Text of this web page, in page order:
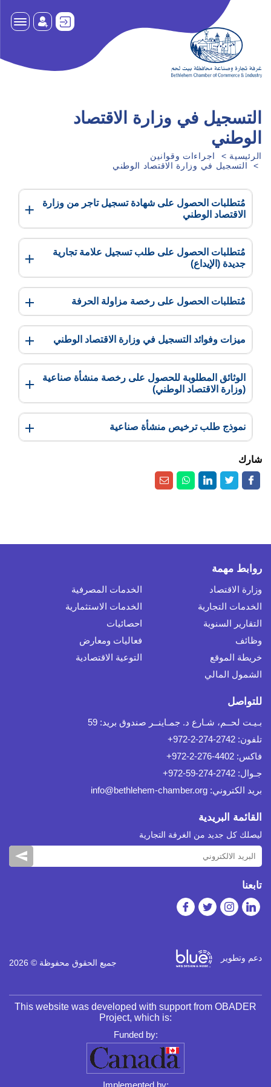
التسجيل في وزارة الاقتصاد
الوطني
الرئيسية
اجراءات وقوانين
التسجيل في وزارة الاقتصاد الوطني
مُتطلبات الحصول على شهادة تسجيل تاجر من وزارة
الاقتصاد الوطني
مُتطلبات الحصول على طلب تسجيل علامة تجارية
جديدة (الإيداع)
مُتطلبات الحصول على رخصة مزاولة الحرفة
ميزات وفوائد التسجيل في وزارة الاقتصاد الوطني
الوثائق المطلوبة للحصول على رخصة منشأة صناعية
(وزارة الاقتصاد الوطني)
نموذج طلب ترخيص منشأة صناعية
شارك
روابط مهمة
وزارة الاقتصاد
الخدمات المصرفية
الخدمات التجارية
الخدمات الاستثمارية
التقارير السنوية
احصائيات
وظائف
فعاليات ومعارض
خريطة الموقع
التوعية الاقتصادية
الشمول المالي
للتواصل
بـيـت لحــم، شـارع د. جمـاينــر صندوق بريد: 59
تلفون: 2742-274-2-972+
فاكس: 4402-276-2-972+
جـوال: 2742-274-59-972+
بريد الكتروني: info@bethlehem-chamber.org
القائمة البريدية
ليصلك كل جديد من الغرفة التجارية
تابعنا
دعم وتطوير
جميع الحقوق محفوظة © 2026
This website was developed with support from OBADER
Project, which is:
Implemented by:
Funded by: